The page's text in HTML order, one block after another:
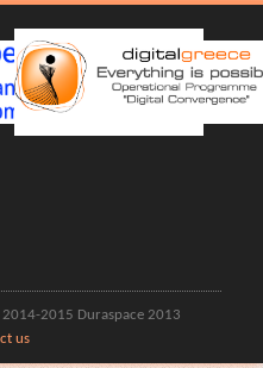
2015 Duraspace 2013
us